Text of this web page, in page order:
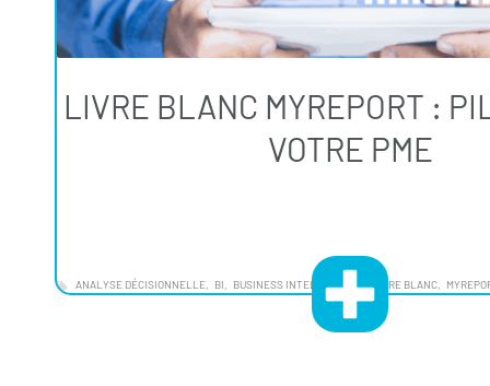
LIVRE BLANC MYREPORT :
VOTRE PME
ANALYSE DÉCISIONNELLE BI BUSINESS INTELLIGENCE" LIVRE BLANC